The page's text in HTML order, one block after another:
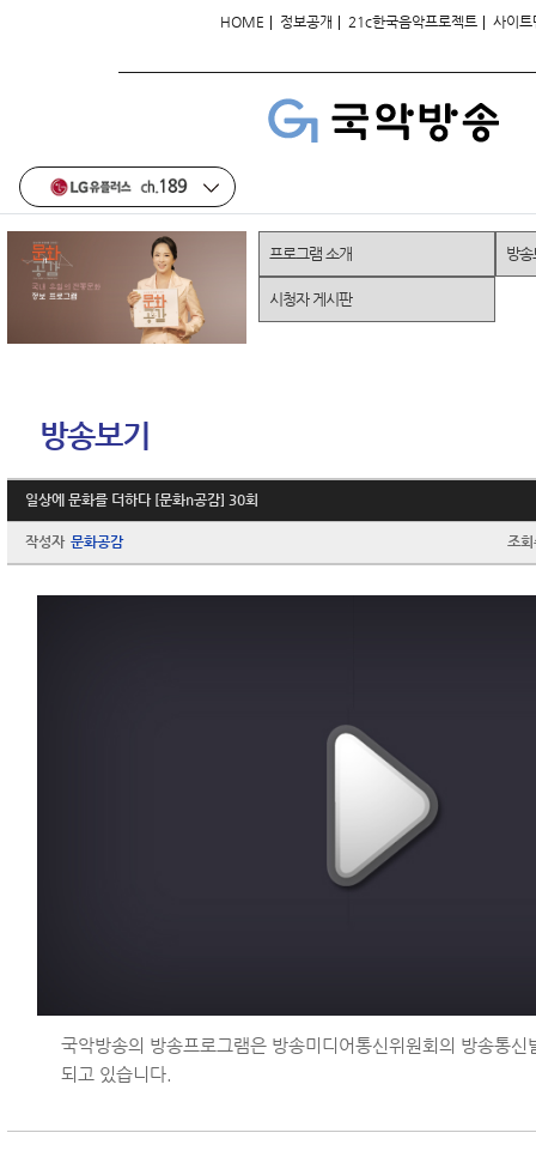
HOME | 정보공개 | 21c한국음악프로젝트 | 사이트
방송보기
일상에 문화를 더하다 [문화n공감] 30회
작성자 문화공감 조
국악방송의 방송프로그램은 방송미디어통신위원회의 방송통
되고 있습니다.
프로그램 소개 방
시청자 게시판